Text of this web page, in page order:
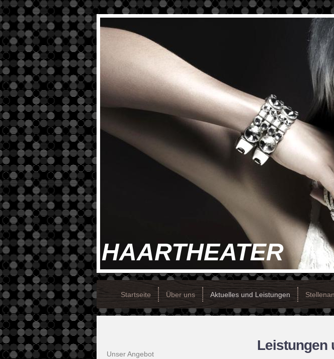
HAARTHEATER
Startseite Über uns Aktuelles und Leistungen
Leistungen
Unser Angebot